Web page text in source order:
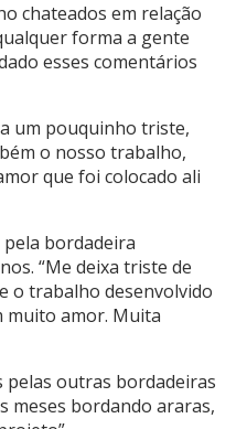
chateados em relação
forma a gente
esses comentários
um pouquinho triste,
o nosso trabalho,
que foi colocado ali
bordadeira
“Me deixa triste de
o trabalho desenvolvido
muito amor. Muita
pelas outras bordadeiras
meses bordando araras,